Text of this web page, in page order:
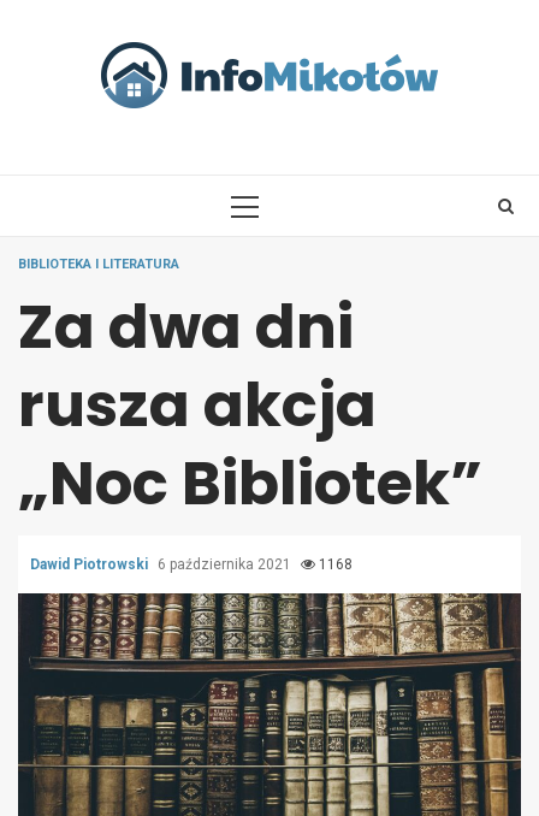
PRIMARY
BIBLIOTEKA I LITERATURA
Za dwa dni
rusza akcja
„Noc Bibliotek”
Dawid Piotrowski 6 października 2021 1168